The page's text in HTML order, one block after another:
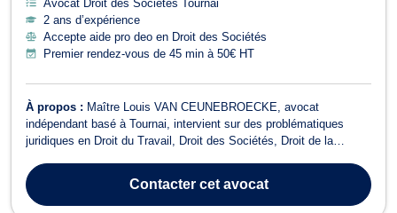
Avocat Droit des Sociétés Tournai
2 ans d’expérience
Accepte aide pro deo en Droit des Sociétés
Premier rendez-vous de 45 min à 50€ HT
À propos : Maître Louis VAN CEUNEBROECKE, avocat
indépendant basé à Tournai, intervient sur des problématiques
juridiques en Droit du Travail, Droit des Sociétés, Droit de la
Droit du Voisinage, Droit Commercial - Concurrence, Dommage
Corporel et Responsabilité civile,...
Contactercet avocat